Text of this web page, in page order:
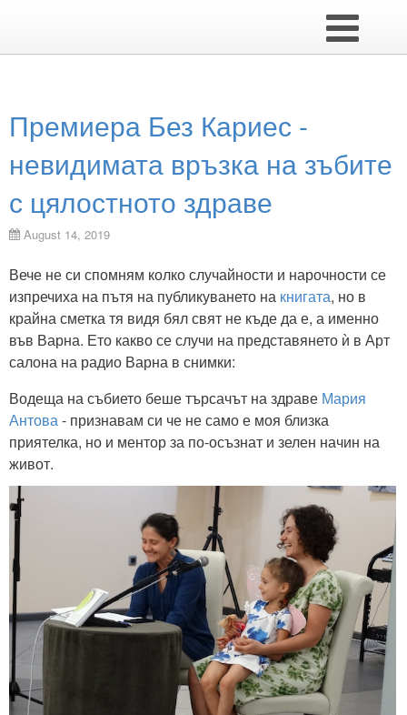
Премиера Без Кариес -
невидимата връзка на зъбите
с цялостното здраве
August 14, 2019
Вече не си спомням колко случайности и нарочности се
изпречиха на пътя на публикуването на книгата, но в
крайна сметка тя видя бял свят не къде да е, а именно
във Варна. Ето какво се случи на представянето ѝ в Арт
салона на радио Варна в снимки:
Водеща на събието беше търсачът на здраве Мария
Антова- признавам си че не само е моя близка
приятелка, но и ментор за по-осъзнат и зелен начин на
живот.